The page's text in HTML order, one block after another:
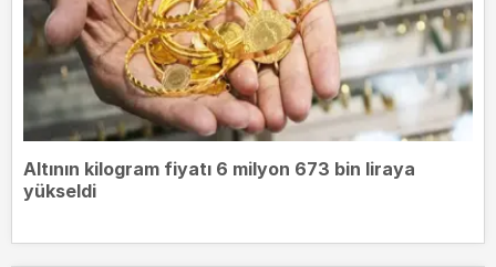
Altının kilogram fiyatı 6 milyon 673 bin liraya
yükseldi